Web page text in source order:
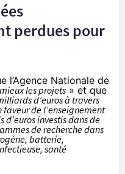
perdues pour
l’Agence Nationale de
les projets » et que
d’euros à travers
faveur de l’enseignement
investis dans de
de recherche dans
batterie,
santé